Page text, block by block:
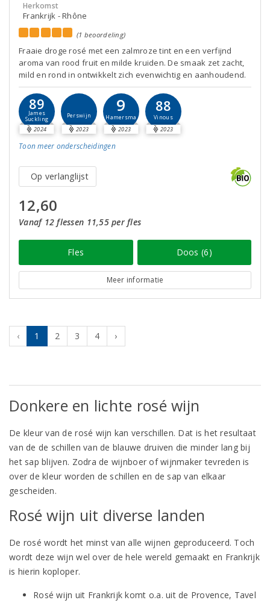
Herkomst
Frankrijk - Rhône
(1 beoordeling)
Fraaie droge rosé met een zalmroze tint en een verfijnd
aroma van rood fruit en milde kruiden. De smaak zet zacht,
mild en rond in ontwikkelt zich evenwichtig en aanhoudend.
89
James
Suckling
2024
Perswijn
2023
9
Hamersma
2023
88
Vinous
2023
Toon meer onderscheidingen
Op verlanglijst
12,60
Vanaf 12 flessen 11,55 per fles
Fles Doos (6)
Meer informatie
‹ 1 2 3 4 ›
Donkere en lichte rosé wijn
De kleur van de rosé wijn kan verschillen. Dat is het resultaat
van de de schillen van de blauwe druiven die minder lang bij
het sap blijven. Zodra de wijnboer of wijnmaker tevreden is
over de kleur worden de schillen en de sap van elkaar
gescheiden.
Rosé wijn uit diverse landen
De rosé wordt het minst van alle wijnen geproduceerd. Toch
wordt deze wijn wel over de hele wereld gemaakt en Frankrijk
is hierin koploper.
Rosé wijn uit Frankrijk komt o.a. uit de Provence, Tavel